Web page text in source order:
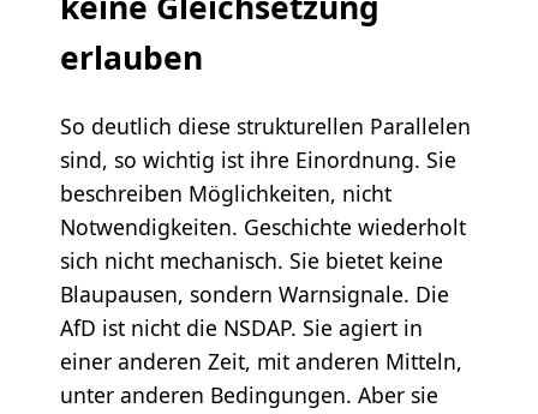
erlauben
So deutlich diese strukturellen Parallelen
sind, so wichtig ist ihre Einordnung. Sie
beschreiben Möglichkeiten, nicht
Notwendigkeiten. Geschichte wiederholt
sich nicht mechanisch. Sie bietet keine
Blaupausen, sondern Warnsignale. Die
AfD ist nicht die NSDAP. Sie agiert in
einer anderen Zeit, mit anderen Mitteln,
unter anderen Bedingungen. Aber sie